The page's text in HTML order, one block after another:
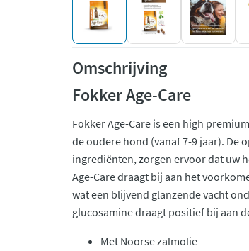
Omschrijving
Fokker Age-Care
Fokker Age-Care is een high
de oudere hond (vanaf 7-9 jaar). De
ingrediënten, zorgen ervoor dat uw
Age-Care draagt bij aan het
wat een blijvend glanzende vacht
glucosamine draagt positief bij aan
Met Noorse zalmolie